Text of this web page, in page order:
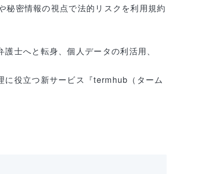
密情報の視点で法的リスクを利用規約
士へと転身、個人データの利活用、
に役立つ新サービス『termhub（ターム